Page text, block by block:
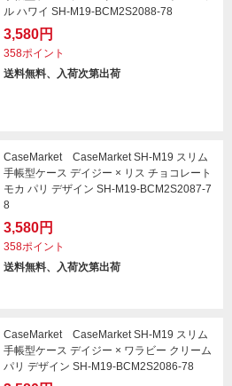
ル ハワイ SH-M19-BCM2S2088-78
3,580円
358ポイント
送料無料、入荷次第出荷
CaseMarket CaseMarket SH-M19 スリム
手帳型ケース デイジー × リス チョコレート
モカ パリ デザイン SH-M19-BCM2S2087-7
8
3,580円
358ポイント
送料無料、入荷次第出荷
CaseMarket CaseMarket SH-M19 スリム
手帳型ケース デイジー × ワラビー クリーム
パリ デザイン SH-M19-BCM2S2086-78